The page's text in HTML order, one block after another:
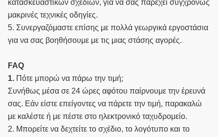
κατασκευαστικών σχεδίων, για να σας παρέχει συγχρόνως
μακρινές τεχνικές οδηγίες.
5. Συνεργαζόμαστε επίσης με πολλά γεωργικά εργοστάσια
για να σας βοηθήσουμε με τις μιας στάσης αγορές.
FAQ
1. Πότε μπορώ να πάρω την τιμή;
Συνήθως μέσα σε 24 ώρες αφότου παίρνουμε την έρευνά
σας. Εάν είστε επείγοντες να πάρετε την τιμή, παρακαλώ
με καλέστε ή με πέστε στο ηλεκτρονικό ταχυδρομείο.
2. Μπορείτε να δεχτείτε το σχέδιο, το λογότυπο και το